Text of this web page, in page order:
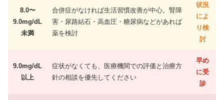
8.0〜
9.0mg/dL
未満
合併症がなければ生活習慣改善が中心。腎障
害・尿路結石・高血圧・糖尿病などがあれば
薬を検討
状況
によ
り検
討
9.0mg/dL
以上
症状がなくても、医療機関での評価と治療方
針の相談を優先してください
早め
に受
診